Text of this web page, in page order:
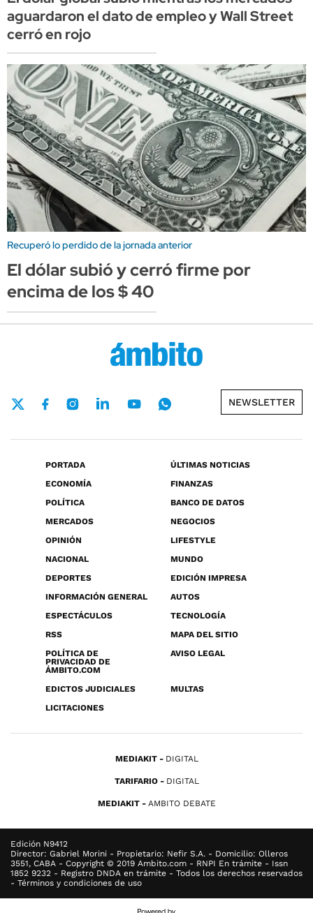
aguardaron el dato de empleo y Wall Street
cerró en rojo
Recuperó lo perdido de la jornada anterior
El dólar subió y cerró firme por
encima de los $ 40
NEWSLETTER
PORTADA
ÚLTIMAS NOTICIAS
ECONOMÍA
FINANZAS
POLÍTICA
BANCO DE DATOS
MERCADOS
NEGOCIOS
OPINIÓN
LIFESTYLE
NACIONAL
MUNDO
DEPORTES
EDICIÓN IMPRESA
INFORMACIÓN GENERAL
AUTOS
ESPECTÁCULOS
TECNOLOGÍA
RSS
MAPA DEL SITIO
POLÍTICA DE
PRIVACIDAD DE
ÁMBITO.COM
AVISO LEGAL
EDICTOS JUDICIALES
MULTAS
LICITACIONES
MEDIAKIT DIGITAL
TARIFARIO DIGITAL
MEDIAKIT AMBITO DEBATE
Edición N9412
Director: Gabriel Morini - Propietario: Nefir S.A. - Domicilio: Olleros
3551, CABA - Copyright © 2019 Ambito.com - RNPI En trámite - Issn
1852 9232 - Registro DNDA en trámite - Todos los derechos reservados
- Términos y condiciones de uso